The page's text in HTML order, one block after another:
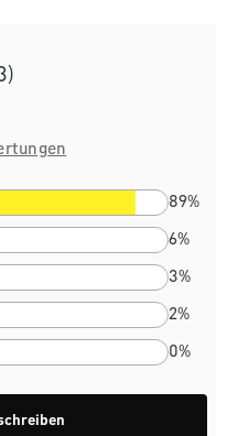
4.8 von 5 Sternen
89%
6%
3%
2%
0%